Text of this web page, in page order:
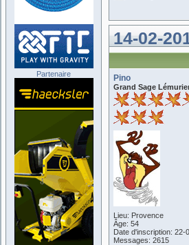
14-02-
Pino
Grand Sage
Lieu: Provence
Âge: 54
Date d'inscription: 22-
Messages: 2615
Partenaire